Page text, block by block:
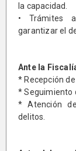
la capacidad.
• Trámites
garantizar el
Ante la
* Recepción
* Seguimiento
* Atención
delitos.